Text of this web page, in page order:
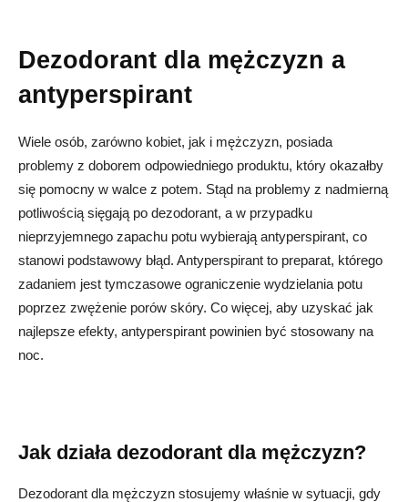
Dezodorant dla mężczyzn a
antyperspirant
Wiele osób, zarówno kobiet, jak i mężczyzn, posiada
problemy z doborem odpowiedniego produktu, który okazałby
się pomocny w walce z potem. Stąd na problemy z nadmierną
potliwością sięgają po dezodorant, a w przypadku
nieprzyjemnego zapachu potu wybierają antyperspirant, co
stanowi podstawowy błąd. Antyperspirant to preparat, którego
zadaniem jest tymczasowe ograniczenie wydzielania potu
poprzez zwężenie porów skóry. Co więcej, aby uzyskać jak
najlepsze efekty, antyperspirant powinien być stosowany na
noc.
Jak działa dezodorant dla mężczyzn?
Dezodorant dla mężczyzn stosujemy właśnie w sytuacji, gdy